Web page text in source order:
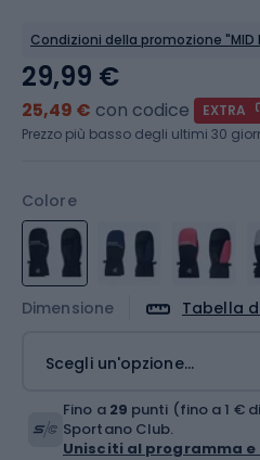
Condizioni della promozione "MID
Colore
Dimensione Tabella
Scegli un'opzione...
29,99 €
25,49 € con codice
EXTRA
Prezzo più basso degli ultimi 30
Fino a 29 punti (fino a 1 €
Sportano Club.
Unisciti al programma